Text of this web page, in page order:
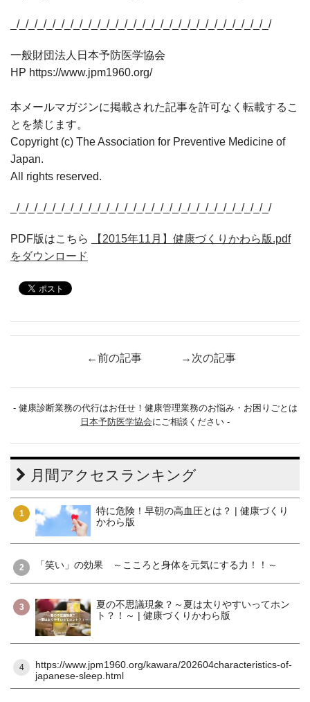
_/_/_/_/_/_/_/_/_/_/_/_/_/_/_/_/_/_/_/_/_/_/_/_/_/_/_/_/_/
一般財団法人日本予防医学協会
HP https://www.jpm1960.org/
本メールマガジンに掲載された記事を許可なく転載するこ
とを禁じます。
Copyright (c) The Association for Preventive Medicine of
Japan.
All rights reserved.
_/_/_/_/_/_/_/_/_/_/_/_/_/_/_/_/_/_/_/_/_/_/_/_/_/_/_/_/_/
PDF版はこちら
【2015年11月】健康づくりかわら版.pdf
をダウンロード
←前の記事 →次の記事
- 健康診断業務の代行はお任せ！健康管理業務のお悩み・お困りごとは
日本予防医学協会にご相談ください -
月間アクセスランキング
1
特に危険！早朝の高血圧とは？ | 健康づくり
かわら版
2 「笑い」の効果 ～こころと身体を元気にする力！！～
3
夏の不思議現象？～夏は太りやすいってホン
ト？！～ | 健康づくりかわら版
4
https://www.jpm1960.org/kawara/202604characteristics-of-
japanese-sleep.html